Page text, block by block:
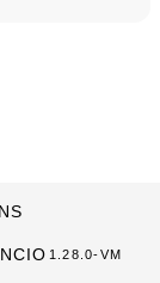
1.28.0-VM